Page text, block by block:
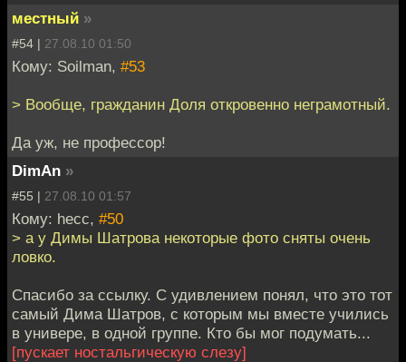
местный »
#54 | 27.08.10 01:50
Кому: Soilman, #53
> Вообще, гражданин Доля откровенно неграмотный.
Да уж, не професcор!
DimAn »
#55 | 27.08.10 01:57
Кому: hecc, #50
> а у Димы Шатрова некоторые фото сняты очень
ловко.
Спасибо за ссылку. С удивлением понял, что это тот
самый Дима Шатров, с которым мы вместе учились
в универе, в одной группе. Кто бы мог подумать...
[пускает ностальгическую слезу]